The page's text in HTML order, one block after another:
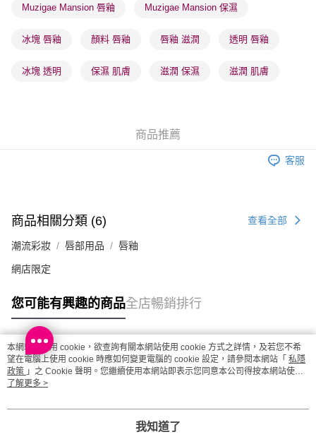
每筆HK$65.00，滿HK$300.00或以上免運費
(香港門市) 只顯示可選門市。確認發貨後2-5個工作天到店，3天內
每筆HK$20.00，滿HK$100.00或以上免運費
每筆HK$20.00，滿HK$100.00或以上免運費
運費表
Muzigae Mansion 唇釉 Muzigae Mansion 保濕
冰塊 唇釉 顏料 唇釉 唇釉 滋潤 透明 唇釉
冰塊 透明 保濕 肌膚 滋潤 保濕 滋潤 肌膚
商品推薦
客服
商品相關分類 (6) 查看全部
潮流彩妝 唇部用品 唇釉
網店限定
您可能有興趣的商品全店暢銷排行
熱門標籤
熱銷排行
本網站中使用 cookie，欲查詢有關本網站使用 cookie 方式之詳情，及若您不希
望在電腦上使用 cookie 時應如何變更電腦的 cookie 設定，請參閱本網站「 私隱
政策 」之 Cookie 聲明。您繼續使用本網站即表示您同意本公司得按本網站使用
條款之 Cookie 聲明使用 cookie。
了解更多 >
我知道了